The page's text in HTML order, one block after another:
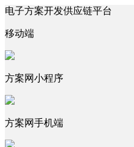
电子方案开发供应链平台
移动端
方案网小程序
方案网手机端